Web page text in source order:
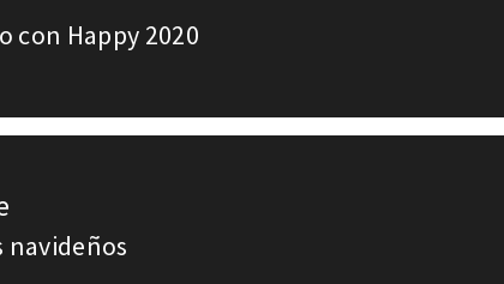
con Happy 2020
navideños